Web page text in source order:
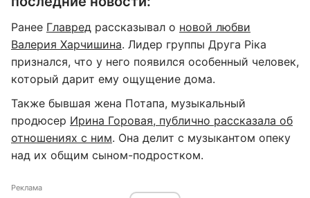
Ранее Главред рассказывал о новой любви
Валерия Харчишина. Лидер группы Друга Ріка
признался, что у него появился особенный человек,
который дарит ему ощущение дома.
Также бывшая жена Потапа, музыкальный
продюсер Ирина Горовая, публично рассказала об
отношениях с ним. Она делит с музыкантом опеку
над их общим сыном-подростком.
Реклама